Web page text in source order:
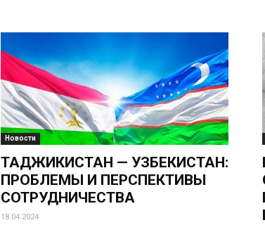
Новости
ТАДЖИКИСТАН — УЗБЕКИСТАН:
ПРОБЛЕМЫ И ПЕРСПЕКТИВЫ
СОТРУДНИЧЕСТВА
18.04.2024